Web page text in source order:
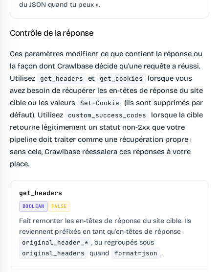
du JSON quand tu peux ».
Contrôle de la réponse
Ces paramètres modifient ce que contient la réponse ou
la façon dont Crawlbase décide qu'une requête a réussi.
Utilisez
get_headers et get_cookies
lorsque vous
avez besoin de récupérer les en-têtes de réponse du site
cible ou les valeurs
Set-Cookie
(ils sont supprimés par
défaut). Utilisez
custom_success_codes
lorsque la cible
retourne légitimement un statut non-2xx que votre
pipeline doit traiter comme une récupération propre :
sans cela, Crawlbase réessaiera ces réponses à votre
place.
get_headers
BOOLEAN FALSE
Fait remonter les en-têtes de réponse du site cible. Ils
reviennent préfixés en tant qu'en-têtes de réponse
original_header_* , ou regroupés sous
original_headers
quand format=json .